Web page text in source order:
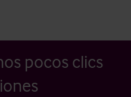
pocos clics